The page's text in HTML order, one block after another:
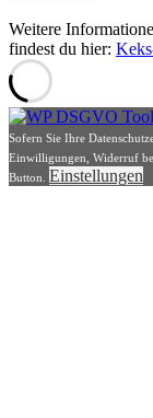
Weitere
findest du hier:
Sofern Sie Ihre
Einwilligungen, Widerruf
Button. Einstellungen